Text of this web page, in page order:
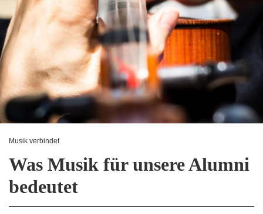
Musik verbindet
Was Musik für unsere Alumni
bedeutet